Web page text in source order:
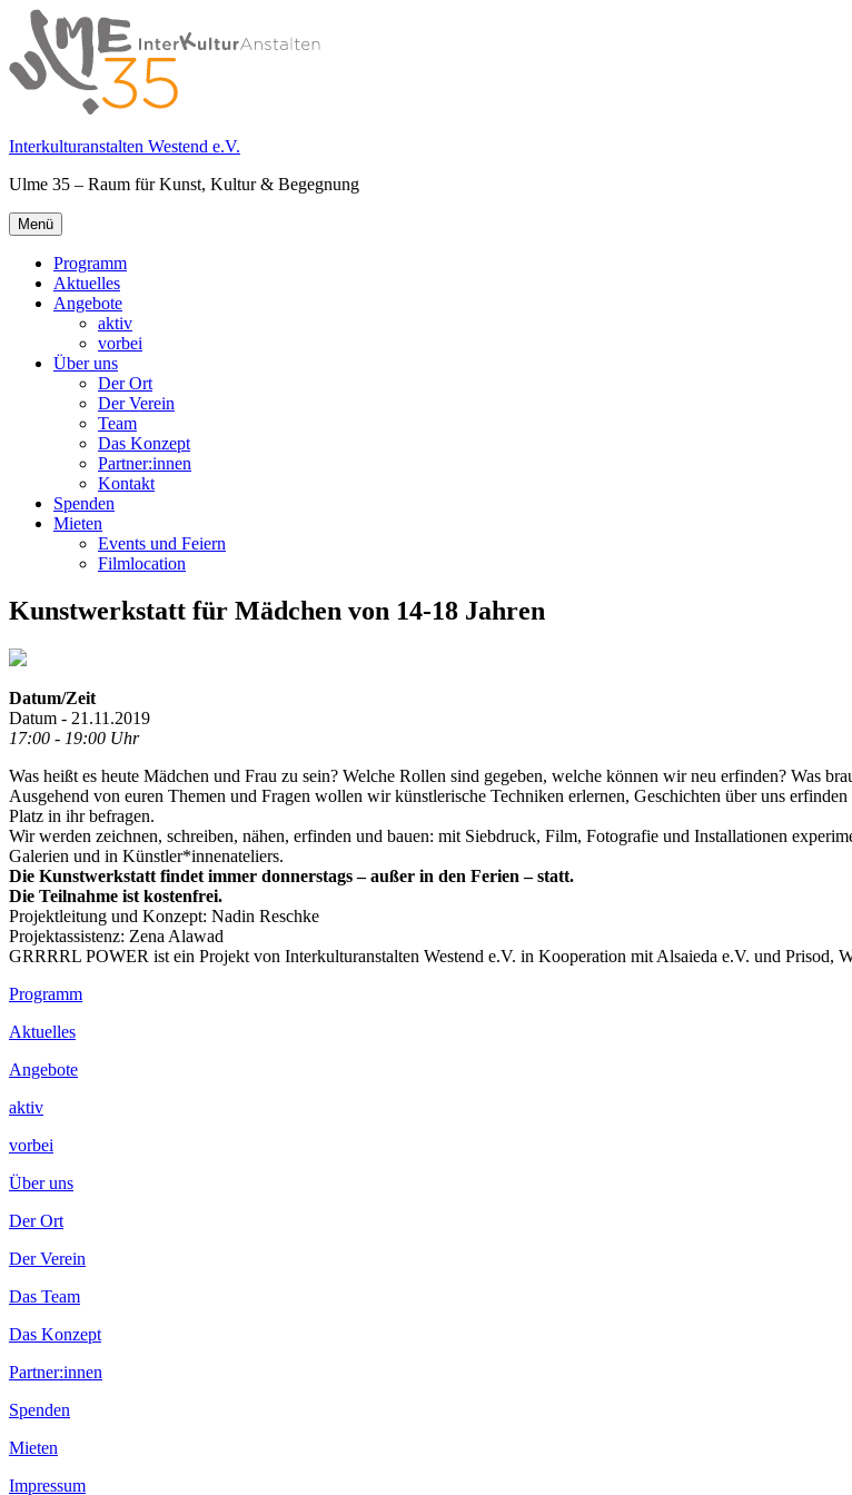
Springe
zum
Inhalt
Interkulturanstalten Westend e.V.
Ulme 35 – Raum für Kunst, Kultur & Begegnung
Primäres
Menü
Menü
Programm
Aktuelles
Angebote
aktiv
vorbei
Über uns
Der Ort
Der Verein
Team
Das Konzept
Partner:innen
Kontakt
Spenden
Mieten
Events und Feiern
Filmlocation
Kunstwerkstatt für Mädchen von 14-18 Jahren
Datum/Zeit
Datum - 21.11.2019
17:00 - 19:00 Uhr
Was heißt es heute Mädchen und Frau zu sein? Welche Rollen sind gegeben, welche können wir neu erfinden? Was
Ausgehend von euren Themen und Fragen wollen wir künstlerische Techniken erlernen, Geschichten über uns
Platz in ihr befragen.
Wir werden zeichnen, schreiben, nähen, erfinden und bauen: mit Siebdruck, Film, Fotografie und Installationen
Galerien und in Künstler*innenateliers.
Die Kunstwerkstatt findet immer donnerstags – außer in den Ferien – statt.
Die Teilnahme ist kostenfrei.
Projektleitung und Konzept: Nadin Reschke
Projektassistenz: Zena Alawad
GRRRRL POWER ist ein Projekt von Interkulturanstalten Westend e.V. in Kooperation mit Alsaieda e.V. und Prisod,
Footer
Inhalt
Programm
Aktuelles
Angebote
aktiv
vorbei
Über uns
Der Ort
Der Verein
Das Team
Das Konzept
Partner:innen
Spenden
Mieten
Impressum